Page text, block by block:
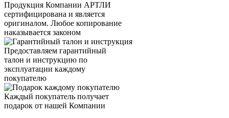
Продукция Компании АРТЛИ
сертифицирована и является
оригиналом. Любое копирование
наказывается законом
Предоставляем гарантийный
талон и инструкцию по
эксплуатации каждому
покупателю
Каждый покупатель получает
подарок от нашей Компании